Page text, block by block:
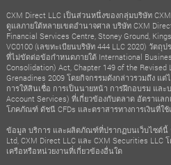
CXM Direct LLC เป็นส่วนหนึ่งของกลุ่มบริษัท
ดูแลภายใต้หลายเขตอำนาจศาล บริษัท CXM
Financial Services Centre, Stoney Ground,
VC0100 (เลขทะเบียนบริษัท 444 LLC 2020) วัต
ที่ไม่ขัดต่อข้อกำหนดภายใต้ International
Consolidation) Act, Chapter 149 of the
Grenadines 2009 โดยกิจกรรมดังกล่าวรวมถึง แ
การให้สินเชื่อ การเป็นนายหน้า การฝึกอบรม และ
Account Services) ที่เกี่ยวข้องกับตลาด อัตราแล
โภคภัณฑ์ ดัชนี CFDs และตราสารทางการเงินที่ใช้เ
ข้อมูล บริการ และผลิตภัณฑ์ที่ปรากฏบนเว็บไซต์นี้
Ltd, CXM Direct LLC และ CXM Securities
เครือหรือหน่วยงานที่เกี่ยวข้องอื่นใด